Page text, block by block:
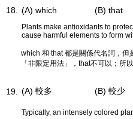
18. (A) which (B) that
Plants make antioxidants to
cause harmful elements to form
which 和 that 都是關係代名詞，但
「非限定用法」，that不可以；所
19. (A) 較多 (B) 較少
Typically, an intensely colored